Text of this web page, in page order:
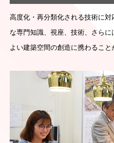
高度化・再分類化される技術に
な専門知識、視座、技術、さら
よい建築空間の創造に携わること